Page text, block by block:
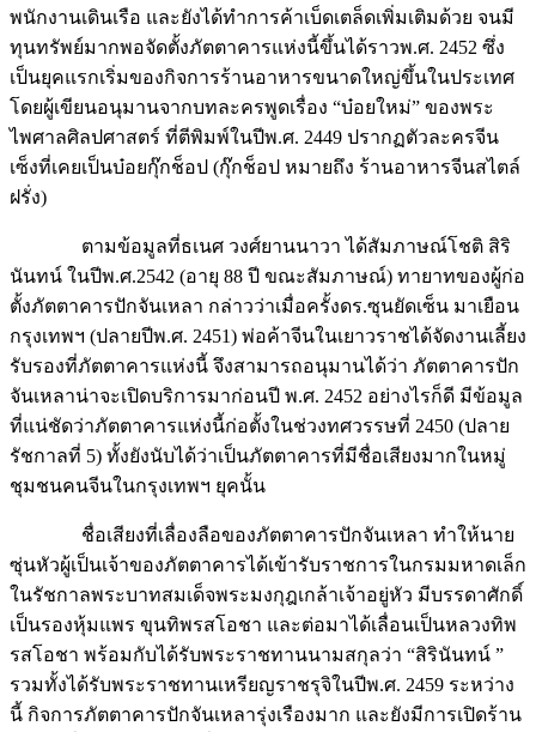
พนักงานเดินเรือ และยังได้ทำการค้าเบ็ดเตล็ดเพิ่มเติมด้วย จนมี
ทุนทรัพย์มากพอจัดตั้งภัตตาคารแห่งนี้ขึ้นได้ราวพ.ศ. 2452 ซึ่ง
เป็นยุคแรกเริ่มของกิจการร้านอาหารขนาดใหญ่ขึ้นในประเทศ
โดยผู้เขียนอนุมานจากบทละครพูดเรื่อง “บ๋อยใหม่” ของพระ
ไพศาลศิลปศาสตร์ ที่ตีพิมพ์ในปีพ.ศ. 2449 ปรากฏตัวละครจีน
เซ็งที่เคยเป็นบ๋อยกุ๊กช็อป (กุ๊กช็อป หมายถึง ร้านอาหารจีนสไตล์
ฝรั่ง)
ตามข้อมูลที่ธเนศ วงศ์ยานนาวา ได้สัมภาษณ์โชติ สิริ
นันทน์ ในปีพ.ศ.2542 (อายุ 88 ปี ขณะสัมภาษณ์) ทายาทของผู้ก่อ
ตั้งภัตตาคารปักจันเหลา กล่าวว่าเมื่อครั้งดร.ซุนยัดเซ็น มาเยือน
กรุงเทพฯ (ปลายปีพ.ศ. 2451) พ่อค้าจีนในเยาวราชได้จัดงานเลี้ยง
รับรองที่ภัตตาคารแห่งนี้ จึงสามารถอนุมานได้ว่า ภัตตาคารปัก
จันเหลาน่าจะเปิดบริการมาก่อนปี พ.ศ. 2452 อย่างไรก็ดี มีข้อมูล
ที่แน่ชัดว่าภัตตาคารแห่งนี้ก่อตั้งในช่วงทศวรรษที่ 2450 (ปลาย
รัชกาลที่ 5) ทั้งยังนับได้ว่าเป็นภัตตาคารที่มีชื่อเสียงมากในหมู่
ชุมชนคนจีนในกรุงเทพฯ ยุคนั้น
ชื่อเสียงที่เลื่องลือของภัตตาคารปักจันเหลา ทำให้นาย
ซุ่นหัวผู้เป็นเจ้าของภัตตาคารได้เข้ารับราชการในกรมมหาดเล็ก
ในรัชกาลพระบาทสมเด็จพระมงกุฎเกล้าเจ้าอยู่หัว มีบรรดาศักดิ์
เป็นรองหุ้มแพร ขุนทิพรสโอชา และต่อมาได้เลื่อนเป็นหลวงทิพ
รสโอชา พร้อมกับได้รับพระราชทานนามสกุลว่า “สิรินันทน์ ”
รวมทั้งได้รับพระราชทานเหรียญราชรุจิในปีพ.ศ. 2459 ระหว่าง
นี้ กิจการภัตตาคารปักจันเหลารุ่งเรืองมาก และยังมีการเปิดร้าน